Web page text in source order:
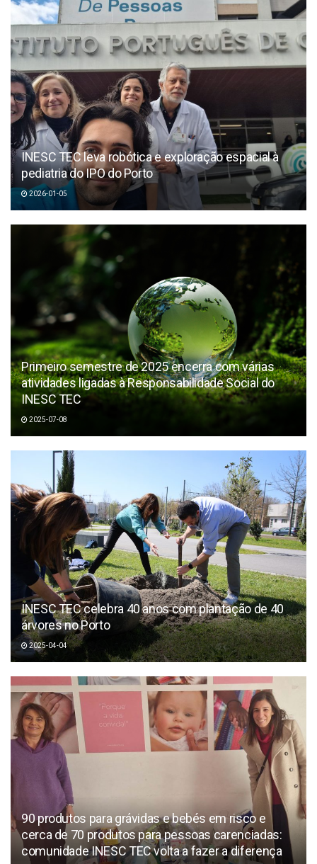
INESC TEC leva robótica e exploração espacial à
pediatria do IPO do Porto
2026-01-05
Primeiro semestre de 2025 encerra com várias
atividades ligadas à Responsabilidade Social do
INESC TEC
2025-07-08
INESC TEC celebra 40 anos com plantação de 40
árvores no Porto
2025-04-04
90 produtos para grávidas e bebés em risco e
cerca de 70 produtos para pessoas carenciadas:
comunidade INESC TEC volta a fazer a diferença